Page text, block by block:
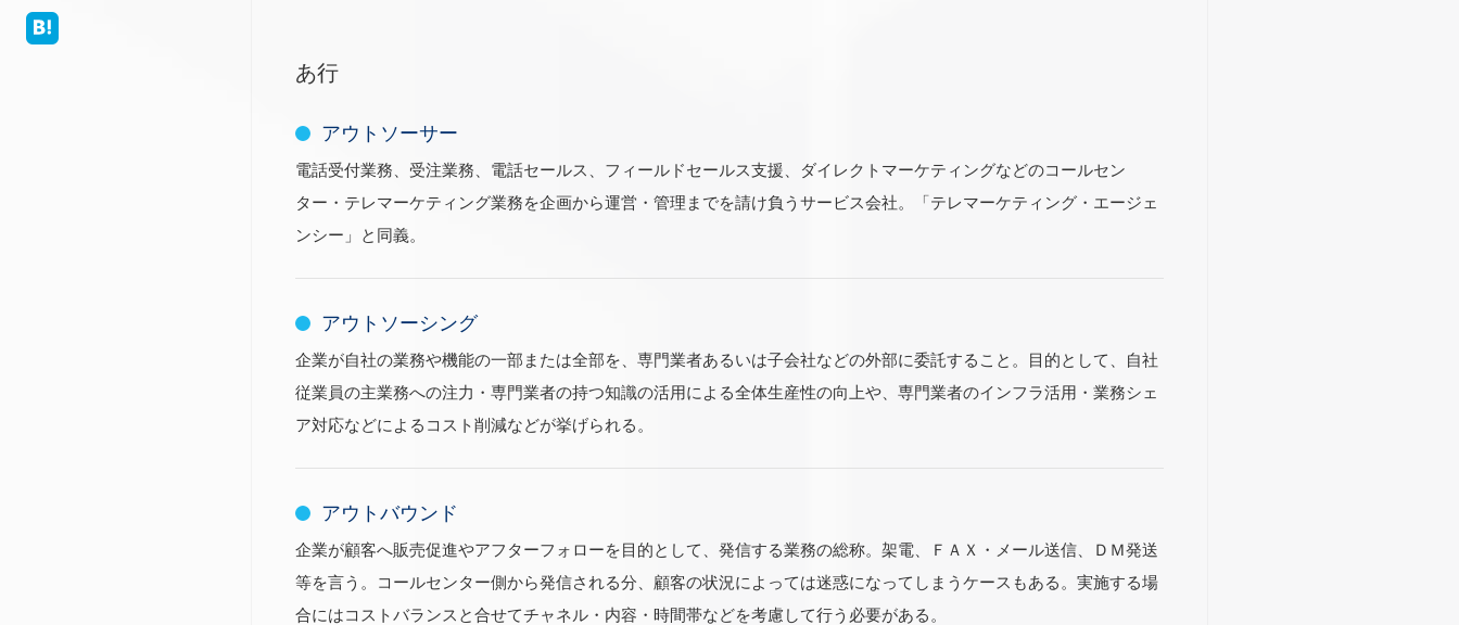
あ行
アウトソーサー
電話受付業務、受注業務、電話セールス、フィールドセールス支援、ダイレクトマーケティングなどのコールセン
ター・テレマーケティング業務を企画から運営・管理までを請け負うサービス会社。「テレマーケティング・エージェ
ンシー」と同義。
アウトソーシング
企業が自社の業務や機能の一部または全部を、専門業者あるいは子会社などの外部に委託すること。目的として、自社
従業員の主業務への注力・専門業者の持つ知識の活用による全体生産性の向上や、専門業者のインフラ活用・業務シェ
ア対応などによるコスト削減などが挙げられる。
アウトバウンド
企業が顧客へ販売促進やアフターフォローを目的として、発信する業務の総称。架電、ＦＡＸ・メール送信、ＤＭ発送
等を言う。コールセンター側から発信される分、顧客の状況によっては迷惑になってしまうケースもある。実施する場
合にはコストバランスと合せてチャネル・内容・時間帯などを考慮して行う必要がある。